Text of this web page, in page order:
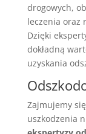
drogowych,
leczenia oraz
Dzięki
dokładną
uzyskania
Zajmujemy
uszkodzenia